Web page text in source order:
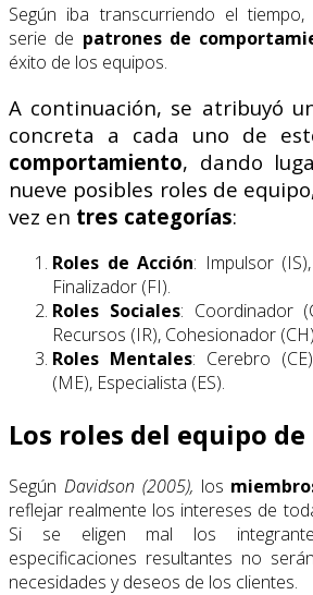
Según iba transcurriendo el
serie de patrones de
éxito de los equipos.
A continuación, se atribuyó
concreta a cada uno de
comportamiento, dando
nueve posibles roles de
vez en tres categorías:
Roles de Acción: Impulsor
Finalizador (FI).
Roles Sociales: Coordinador
Recursos (IR), Cohesionador
Roles Mentales: Cerebro
(ME), Especialista (ES).
Los roles del equipo
Según Davidson (2005), los
reflejar realmente los intereses de
Si se eligen mal los
especificaciones resultantes no
necesidades y deseos de los clientes.